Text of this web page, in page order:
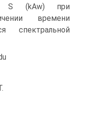
S (kAw) при
времени
спектральной